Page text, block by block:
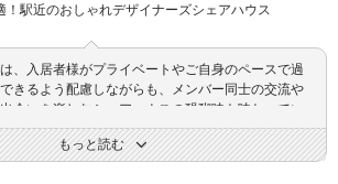
！駅近のおしゃれデザイナーズシェアハウス
、入居者様がプライベートやご自身のペースで過
きるよう配慮しながらも、メンバー同士の交流や
会いを楽しむシェアハウスの醍醐味も味わってい
がけています。
過ごしていただけるように、そしてご自身の夢や
るように、１人１人と向き合いながら一緒に素敵
もっと読む